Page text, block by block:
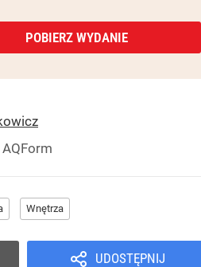
POBIERZ WYDANIE
AQForm
Wnętrza
UDOSTĘPNIJ